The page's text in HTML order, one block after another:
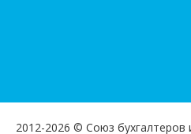
2012-2026 © Союз бухгалтеров